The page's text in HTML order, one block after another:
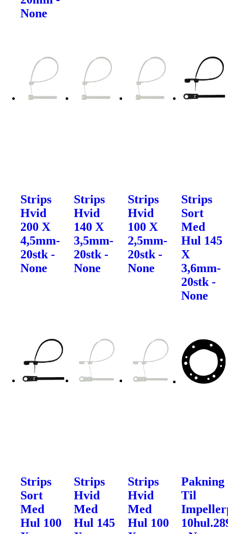
None
Strips
Hvid
200 X
4,5mm-
20stk -
None
Strips
Hvid
140 X
3,5mm-
20stk -
None
Strips
Hvid
100 X
2,5mm-
20stk -
None
Strips
Sort
Med
Hul 145
X
3,6mm-
20stk -
None
Strips
Sort
Med
Hul 100
Strips
Hvid
Med
Hul 145
Strips
Hvid
Med
Hul 100
Pakning
Til